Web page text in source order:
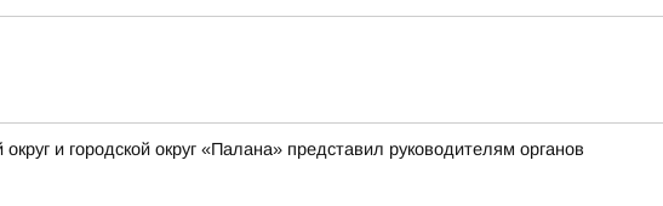
и городской округ «Палана» представил руководителям органов